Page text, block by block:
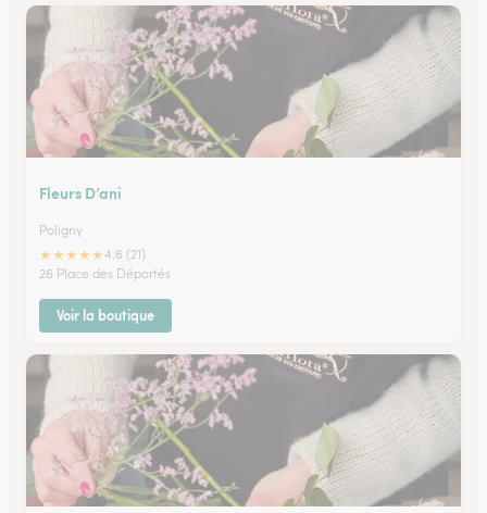
Fleurs D’ani
Poligny
★★★★★4.6 (21)
26 Place des Déportés
Voir la boutique